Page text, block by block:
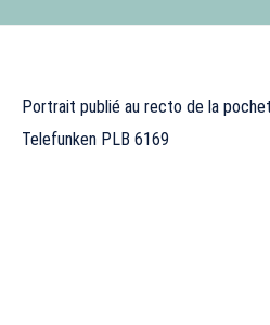
Portrait publié au recto de la
Telefunken PLB 6169